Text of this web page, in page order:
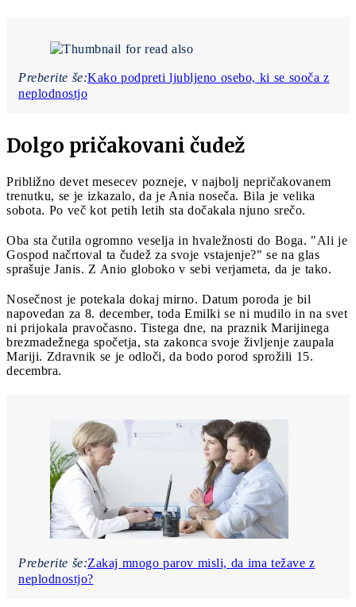
Preberite še:Kako podpreti ljubljeno osebo, ki se sooča z
neplodnostjo
Dolgo pričakovani čudež
Približno devet mesecev pozneje, v najbolj nepričakovanem
trenutku, se je izkazalo, da je Ania noseča. Bila je velika
sobota. Po več kot petih letih sta dočakala njuno srečo.
Oba sta čutila ogromno veselja in hvaležnosti do Boga. "Ali je
Gospod načrtoval ta čudež za svoje vstajenje?" se na glas
sprašuje Janis. Z Anio globoko v sebi verjameta, da je tako.
Nosečnost je potekala dokaj mirno. Datum poroda je bil
napovedan za 8. december, toda Emilki se ni mudilo in na svet
ni prijokala pravočasno. Tistega dne, na praznik Marijinega
brezmadežnega spočetja, sta zakonca svoje življenje zaupala
Mariji. Zdravnik se je odloči, da bodo porod sprožili 15.
decembra.
Preberite še:Zakaj mnogo parov misli, da ima težave z
neplodnostjo?